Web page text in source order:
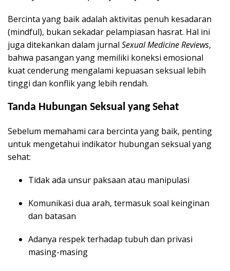
Bercinta yang baik adalah aktivitas penuh kesadaran
(mindful), bukan sekadar pelampiasan hasrat. Hal ini
juga ditekankan dalam jurnal Sexual Medicine Reviews,
bahwa pasangan yang memiliki koneksi emosional
kuat cenderung mengalami kepuasan seksual lebih
tinggi dan konflik yang lebih rendah.
Tanda Hubungan Seksual yang Sehat
Sebelum memahami cara bercinta yang baik, penting
untuk mengetahui indikator hubungan seksual yang
sehat:
Tidak ada unsur paksaan atau manipulasi
Komunikasi dua arah, termasuk soal keinginan
dan batasan
Adanya respek terhadap tubuh dan privasi
masing-masing